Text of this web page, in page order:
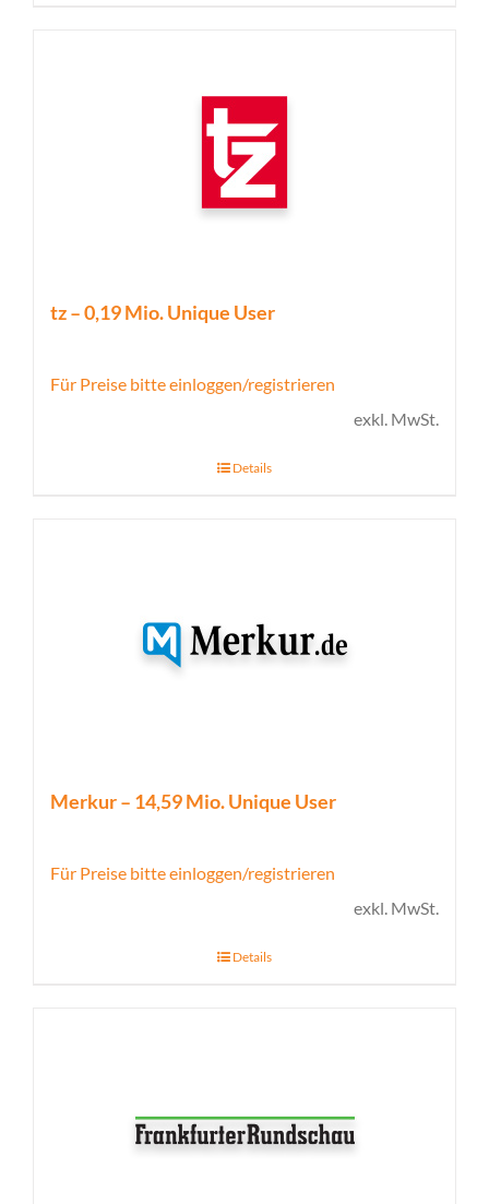
tz – 0,19 Mio. Unique User
Für Preise bitte einloggen/registrieren
exkl. MwSt.
Details
Merkur – 14,59 Mio. Unique User
Für Preise bitte einloggen/registrieren
exkl. MwSt.
Details